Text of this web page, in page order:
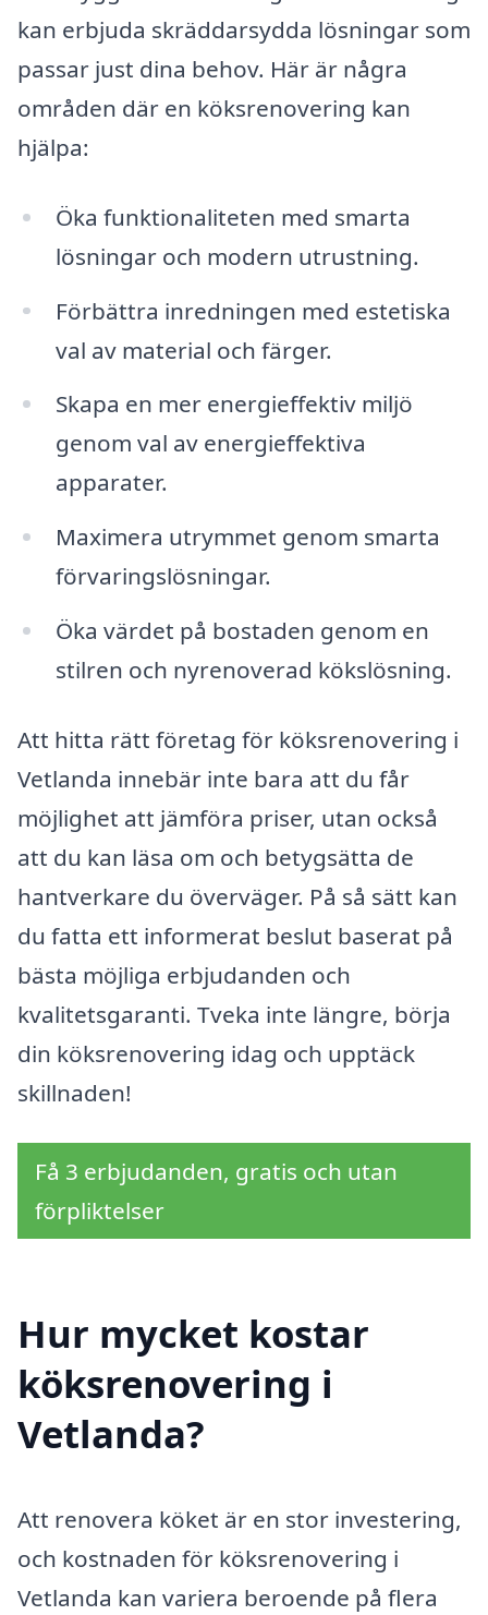
kan erbjuda skräddarsydda lösningar som
passar just dina behov. Här är några
områden där en köksrenovering kan
hjälpa:
Öka funktionaliteten med smarta
lösningar och modern utrustning.
Förbättra inredningen med estetiska
val av material och färger.
Skapa en mer energieffektiv miljö
genom val av energieffektiva
apparater.
Maximera utrymmet genom smarta
förvaringslösningar.
Öka värdet på bostaden genom en
stilren och nyrenoverad kökslösning.
Att hitta rätt företag för köksrenovering i
Vetlanda innebär inte bara att du får
möjlighet att jämföra priser, utan också
att du kan läsa om och betygsätta de
hantverkare du överväger. På så sätt kan
du fatta ett informerat beslut baserat på
bästa möjliga erbjudanden och
kvalitetsgaranti. Tveka inte längre, börja
din köksrenovering idag och upptäck
skillnaden!
Få 3 erbjudanden, gratis och utan
förpliktelser
Hur mycket kostar
köksrenovering i
Vetlanda?
Att renovera köket är en stor investering,
och kostnaden för köksrenovering i
Vetlanda kan variera beroende på flera